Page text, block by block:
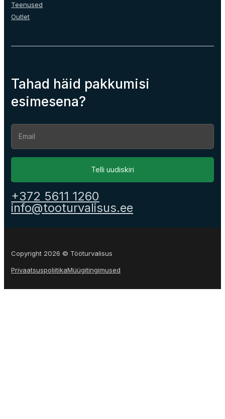
Teenused
Outlet
Tahad häid pakkumisi
esimesena?
Section
Telli uudiskiri
+372 5611 1260
info@tooturvalisus.ee
Copyright 2026 © Tööturvalisus
PrivaatsuspoliitikaMüügitingimused